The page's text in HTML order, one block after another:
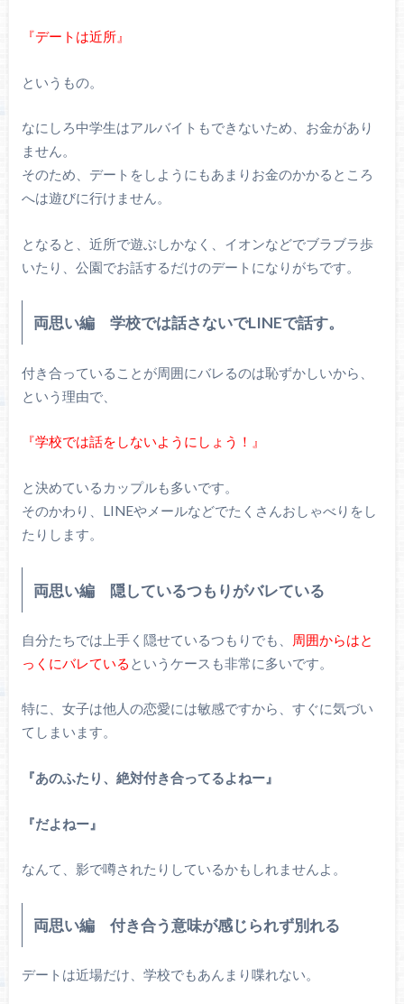
『デートは近所』
というもの。
なにしろ中学生はアルバイトもできないため、お金があり
ません。
そのため、デートをしようにもあまりお金のかかるところ
へは遊びに行けません。
となると、近所で遊ぶしかなく、イオンなどでブラブラ歩
いたり、公園でお話するだけのデートになりがちです。
両思い編 学校では話さないでLINEで話す。
付き合っていることが周囲にバレるのは恥ずかしいから、
という理由で、
『学校では話をしないようにしょう！』
と決めているカップルも多いです。
そのかわり、LINEやメールなどでたくさんおしゃべりをし
たりします。
両思い編 隠しているつもりがバレている
自分たちでは上手く隠せているつもりでも、
周囲からはと
っくにバレている というケースも非常に多いです。
特に、女子は他人の恋愛には敏感ですから、すぐに気づい
てしまいます。
『あのふたり、絶対付き合ってるよねー』
『だよねー』
なんて、影で噂されたりしているかもしれませんよ。
両思い編 付き合う意味が感じられず別れる
デートは近場だけ、学校でもあんまり喋れない。